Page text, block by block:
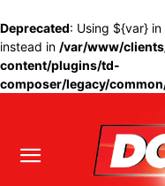
Deprecated: Using ${var}
instead in /var/www/
content/plugins/td-
composer/legacy/